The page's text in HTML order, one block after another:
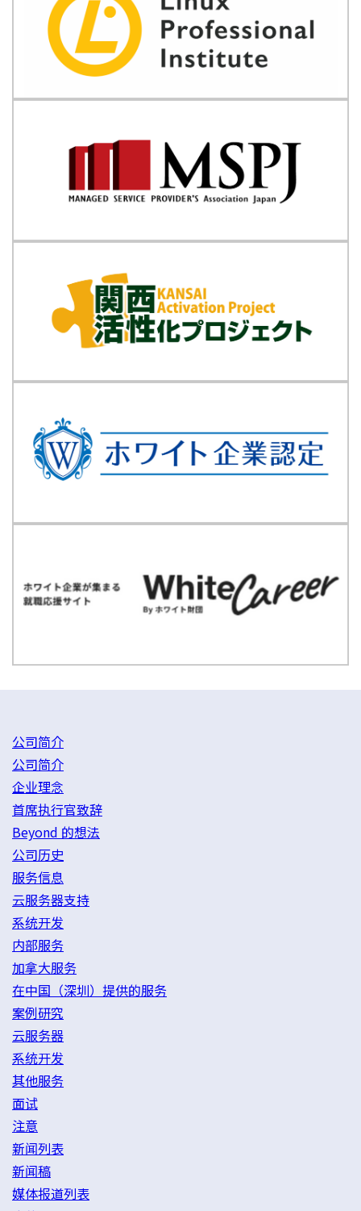
公司简介
公司简介
企业理念
首席执行官致辞
Beyond 的想法
公司历史
服务信息
云服务器支持
系统开发
内部服务
加拿大服务
在中国（深圳）提供的服务
案例研究
云服务器
系统开发
其他服务
面试
注意
新闻列表
新闻稿
媒体报道列表